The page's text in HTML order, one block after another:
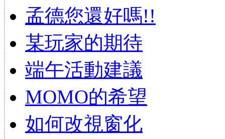
孟德您還好嗎!!
某玩家的期待
端午活動建議
MOMO的希望
如何改視窗化